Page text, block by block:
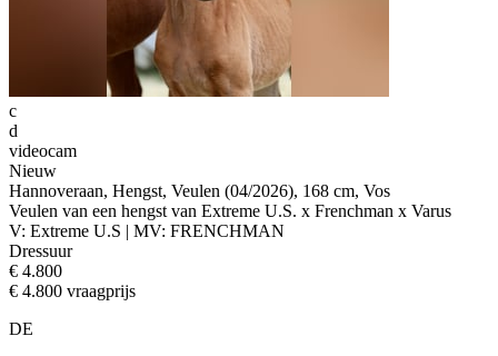
c
d
videocam
Nieuw
Hannoveraan, Hengst, Veulen (04/2026), 168 cm, Vos
Veulen van een hengst van Extreme U.S. x Frenchman x Varus
V: Extreme U.S | MV: FRENCHMAN
Dressuur
€ 4.800
€ 4.800 vraagprijs
DE